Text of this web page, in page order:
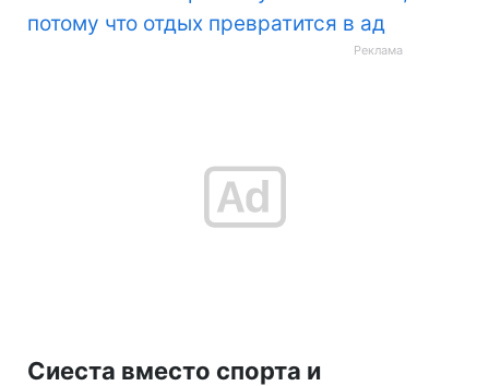
потому что отдых превратится в ад
Сиеста вместо спорта и